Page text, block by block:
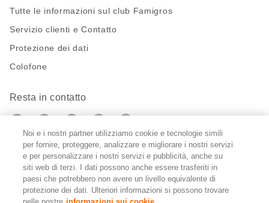
Tutte le informazioni sul club Famigros
Servizio clienti e Contatto
Protezione dei dati
Colofone
Resta in contatto
https://twitter.com/migros?
https://www.youtube.com/user/
PinterestInstagram
Impostazioni cookie
FR IT
Noi e i nostri partner utilizziamo cookie e tecnologie simili
per fornire, proteggere, analizzare e migliorare i nostri servizi
e per personalizzare i nostri servizi e pubblicità, anche su
siti web di terzi. I dati possono anche essere trasferiti in
paesi che potrebbero non avere un livello equivalente di
protezione dei dati. Ulteriori informazioni si possono trovare